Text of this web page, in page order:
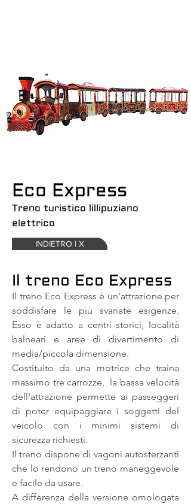
Eco Express
Treno turistico lillipuziano
elettrico
INDIETRO | X
Il treno Eco Express
Il treno Eco Express è un'attrazione per
soddisfare le più svariate esigenze.
Esso è adatto a centri storici, località
balneari e aree di divertimento di
media/piccola dimensione.
Costituito da una motrice che traina
massimo tre carrozze, la bassa velocità
dell'attrazione permette ai passeggeri
di poter equipaggiare i soggetti del
veicolo con i minimi sistemi di
sicurezza richiesti.
Il treno dispone di vagoni autosterzanti
che lo rendono un treno maneggevole
e facile da usare.
A differenza della versione omologata